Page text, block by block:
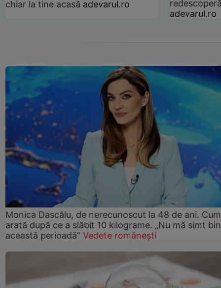
chiar la tine acasă adevarul.ro
adevarul.ro
Monica Dascălu, de nerecunoscut la 48 de ani. Cum
arată după ce a slăbit 10 kilograme. „Nu mă simt
această perioadă” Vedete românești